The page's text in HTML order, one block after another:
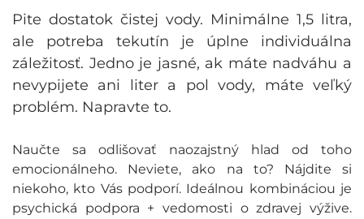
Pite dostatok čistej vody. Minimálne 1,5 litra,
ale potreba tekutín je úplne individuálna
záležitosť. Jedno je jasné, ak máte nadváhu a
nevypijete ani liter a pol vody, máte veľký
problém. Napravte to.
Naučte sa odlišovať naozajstný hlad od toho
emocionálneho. Neviete, ako na to? Nájdite si
niekoho, kto Vás podporí. Ideálnou kombináciou je
psychická podpora + vedomosti o zdravej výžive.